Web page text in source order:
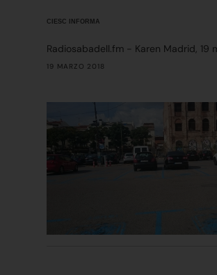
CIESC INFORMA
Radiosabadell.fm - Karen Madrid, 19
19 MARZO 2018